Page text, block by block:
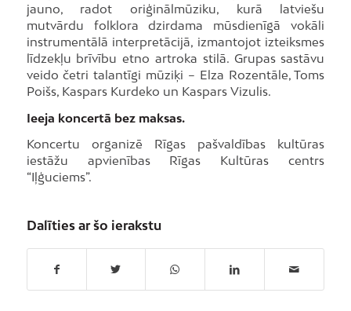
jauno, radot oriģinālmūziku, kurā latviešu
mutvārdu folklora dzirdama mūsdienīgā vokāli
instrumentālā interpretācijā, izmantojot izteiksmes
līdzekļu brīvību etno artroka stilā. Grupas sastāvu
veido četri talantīgi mūziķi – Elza Rozentāle, Toms
Poišs, Kaspars Kurdeko un Kaspars Vizulis.
Ieeja koncertā bez maksas.
Koncertu organizē Rīgas pašvaldības kultūras
iestāžu apvienības Rīgas Kultūras centrs
“Iļģuciems”.
Dalīties ar šo ierakstu